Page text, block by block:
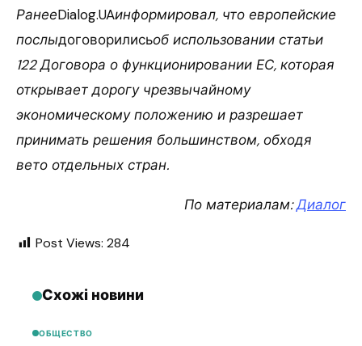
РанееDialog.UAинформировал, что европейские
послыдоговорилисьоб использовании статьи
122 Договора о функционировании ЕС, которая
открывает дорогу чрезвычайному
экономическому положению и разрешает
принимать решения большинством, обходя
вето отдельных стран.
По материалам:Диалог
Post Views: 284
Схожі новини
ОБЩЕСТВО